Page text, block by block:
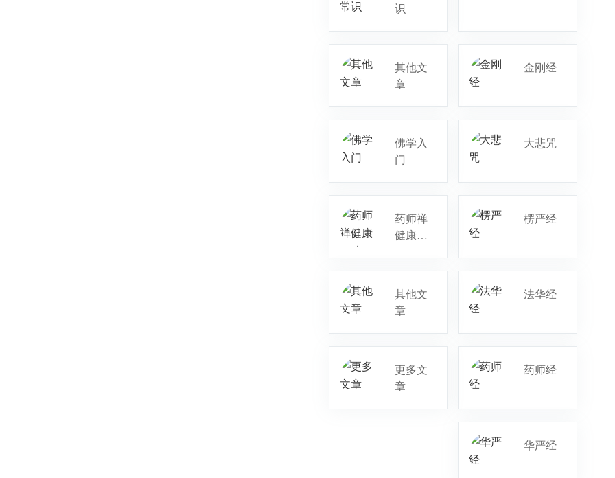
金刚经
大悲咒
楞严经
法华经
药师经
华严经
识
其他文
章
佛学入
门
药师禅
健康疗
其他文
章
更多文
章